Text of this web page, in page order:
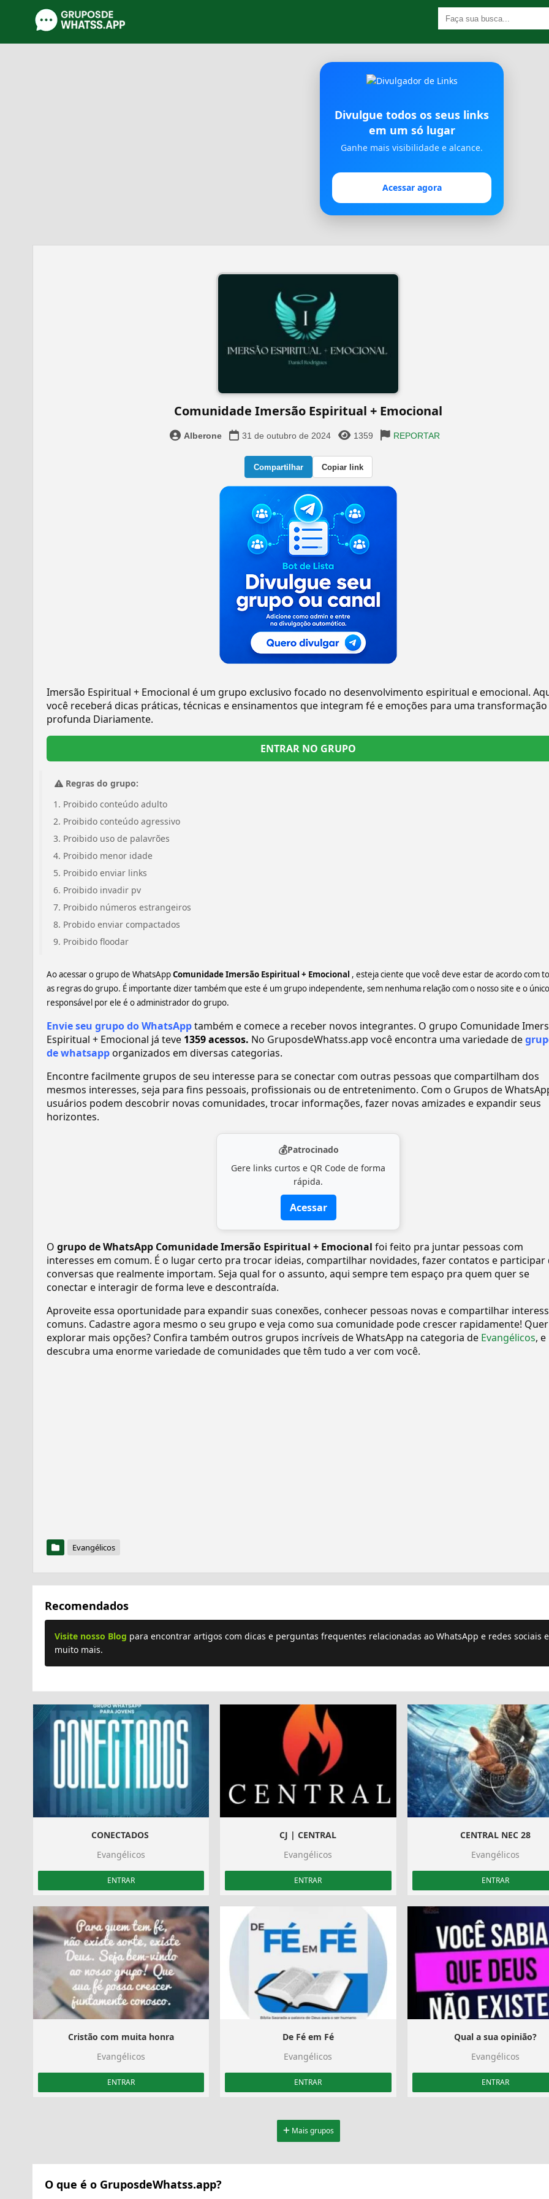
Divulgue todos os seus links
em um só lugar
Ganhe mais visibilidade e alcance.
Acessar agora
Comunidade Imersão Espiritual + Emocional
Alberone 31 de outubro de 2024 1359 REPORTAR
Compartilhar Copiar link
Imersão Espiritual + Emocional é um grupo exclusivo focado no desenvolvimento espiritual e emocional.
você receberá dicas práticas, técnicas e ensinamentos que integram fé e emoções para uma transformação
profunda Diariamente.
ENTRAR NO GRUPO
Regras do grupo:
Proibido conteúdo adulto
Proibido conteúdo agressivo
Proibido uso de palavrões
Proibido menor idade
Proibido enviar links
Proibido invadir pv
Proibido números estrangeiros
Probido enviar compactados
Proibido floodar
Ao acessar o grupo de WhatsAppComunidade Imersão Espiritual + Emocional , esteja ciente que você deve estar de acordo com
as regras do grupo. É importante dizer também que este é um grupo independente, sem nenhuma relação com o nosso site e o único
responsável por ele é o administrador do grupo.
Envie seu grupo do WhatsApptambém e comece a receber novos integrantes. O grupo Comunidade
Espiritual + Emocional já teve 1359 acessos. No GruposdeWhatss.app você encontra uma variedade de
de whatsapporganizados em diversas categorias.
Encontre facilmente grupos de seu interesse para se conectar com outras pessoas que compartilham dos
mesmos interesses, seja para fins pessoais, profissionais ou de entretenimento. Com o Grupos de
usuários podem descobrir novas comunidades, trocar informações, fazer novas amizades e expandir seus
horizontes.
💰Patrocinado
Gere links curtos e QR Code de forma
rápida.
Acessar
O grupo de WhatsApp Comunidade Imersão Espiritual + Emocional foi feito pra juntar pessoas com
interesses em comum. É o lugar certo pra trocar ideias, compartilhar novidades, fazer contatos e participar
conversas que realmente importam. Seja qual for o assunto, aqui sempre tem espaço pra quem quer se
conectar e interagir de forma leve e descontraída.
Aproveite essa oportunidade para expandir suas conexões, conhecer pessoas novas e compartilhar
comuns. Cadastre agora mesmo o seu grupo e veja como sua comunidade pode crescer rapidamente! Quer
explorar mais opções? Confira também outros grupos incríveis de WhatsApp na categoria de Evangélicos, e
descubra uma enorme variedade de comunidades que têm tudo a ver com você.
Evangélicos
Recomendados
Visite nosso Blog para encontrar artigos com dicas e perguntas frequentes relacionadas ao WhatsApp e redes sociais e
muito mais.
CONECTADOS ️
Evangélicos
ENTRAR
CJ | CENTRAL
Evangélicos
ENTRAR
CENTRAL NEC 28
Evangélicos
ENTRAR
Cristão com muita honra
Evangélicos
ENTRAR
De Fé em Fé
Evangélicos
ENTRAR
Qual a sua opinião?
Evangélicos
ENTRAR
Mais grupos
O que é o GruposdeWhatss.app?